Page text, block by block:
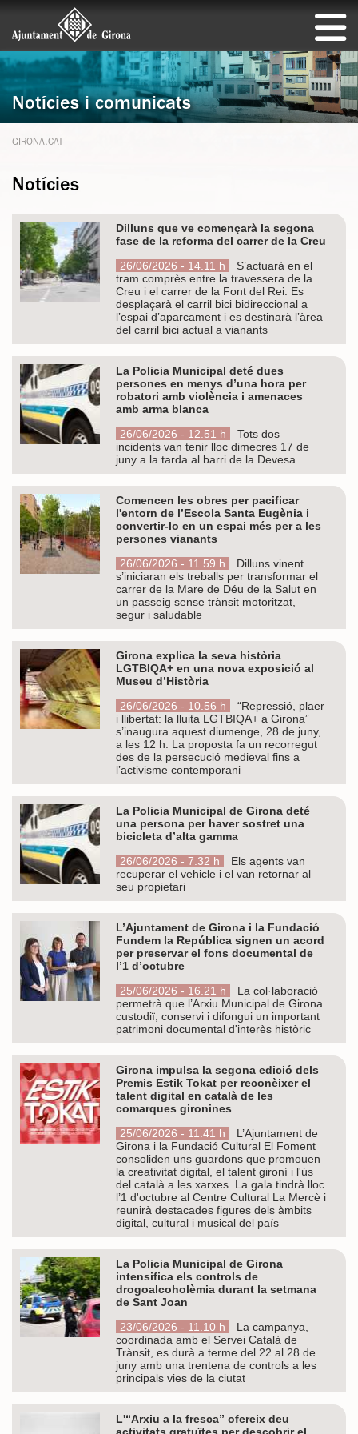
Notícies i comunicats
GIRONA.CAT
Notícies
Dilluns que ve començarà la segona
fase de la reforma del carrer de la Creu
26/06/2026 - 14.11 h
S’actuarà en el
tram comprès entre la travessera de la
Creu i el carrer de la Font del Rei. Es
desplaçarà el carril bici bidireccional a
l’espai d’aparcament i es destinarà l’àrea
del carril bici actual a vianants
La Policia Municipal deté dues
persones en menys d’una hora per
robatori amb violència i amenaces
amb arma blanca
26/06/2026 - 12.51 h
Tots dos
incidents van tenir lloc dimecres 17 de
juny a la tarda al barri de la Devesa
Comencen les obres per pacificar
l'entorn de l’Escola Santa Eugènia i
convertir-lo en un espai més per a les
persones vianants
26/06/2026 - 11.59 h
Dilluns vinent
s’iniciaran els treballs per transformar el
carrer de la Mare de Déu de la Salut en
un passeig sense trànsit motoritzat,
segur i saludable
Girona explica la seva història
LGTBIQA+ en una nova exposició al
Museu d’Història
26/06/2026 - 10.56 h
“Repressió, plaer
i llibertat: la lluita LGTBIQA+ a Girona”
s’inaugura aquest diumenge, 28 de juny,
a les 12 h. La proposta fa un recorregut
des de la persecució medieval fins a
l’activisme contemporani
La Policia Municipal de Girona deté
una persona per haver sostret una
bicicleta d’alta gamma
26/06/2026 - 7.32 h
Els agents van
recuperar el vehicle i el van retornar al
seu propietari
L’Ajuntament de Girona i la Fundació
Fundem la República signen un acord
per preservar el fons documental de
l’1 d’octubre
25/06/2026 - 16.21 h
La col·laboració
permetrà que l’Arxiu Municipal de Girona
custodiï, conservi i difongui un important
patrimoni documental d'interès històric
Girona impulsa la segona edició dels
Premis Estik Tokat per reconèixer el
talent digital en català de les
comarques gironines
25/06/2026 - 11.41 h
L’Ajuntament de
Girona i la Fundació Cultural El Foment
consoliden uns guardons que promouen
la creativitat digital, el talent gironí i l'ús
del català a les xarxes. La gala tindrà lloc
l’1 d'octubre al Centre Cultural La Mercè i
reunirà destacades figures dels àmbits
digital, cultural i musical del país
La Policia Municipal de Girona
intensifica els controls de
drogoalcoholèmia durant la setmana
de Sant Joan
23/06/2026 - 11.10 h
La campanya,
coordinada amb el Servei Català de
Trànsit, es durà a terme del 22 al 28 de
juny amb una trentena de controls a les
principals vies de la ciutat
L'“Arxiu a la fresca” ofereix deu
activitats gratuïtes per descobrir el